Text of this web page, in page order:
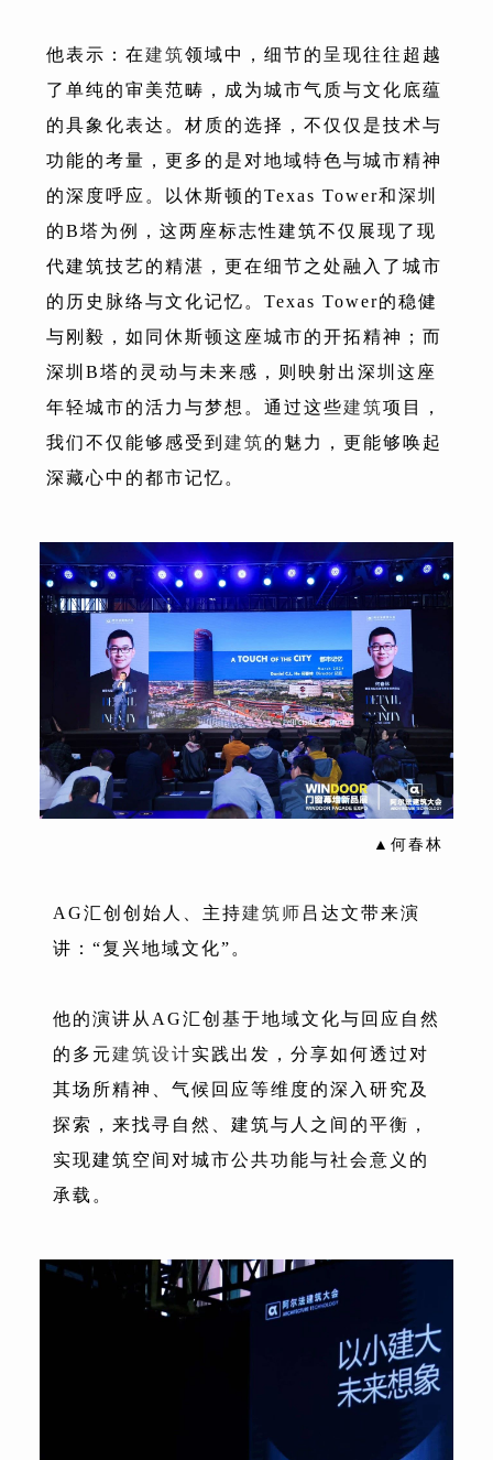
他表示：在建筑领域中，细节的呈现往往超越
了单纯的审美范畴，成为城市气质与文化底蕴
的具象化表达。材质的选择，不仅仅是技术与
功能的考量，更多的是对地域特色与城市精神
的深度呼应。以休斯顿的Texas Tower和深圳
的B塔为例，这两座标志性建筑不仅展现了现
代建筑技艺的精湛，更在细节之处融入了城市
的历史脉络与文化记忆。Texas Tower的稳健
与刚毅，如同休斯顿这座城市的开拓精神；而
深圳B塔的灵动与未来感，则映射出深圳这座
年轻城市的活力与梦想。通过这些建筑项目，
我们不仅能够感受到 建筑的魅力，更能够唤起
深藏心中的都市记忆。
▲何春林
AG汇创创始人、主持建筑师 吕达文带来演
讲：“复兴地域文化”。
他的演讲从AG汇创基于地域文化与回应自然
的多元建筑设计实践出发，分享如何透过对
其场所精神、气候回应等维度的深入研究及
探索，来找寻自然、建筑与人之间的平衡，
实现建筑空间对城市公共功能与社会意义的
承载。